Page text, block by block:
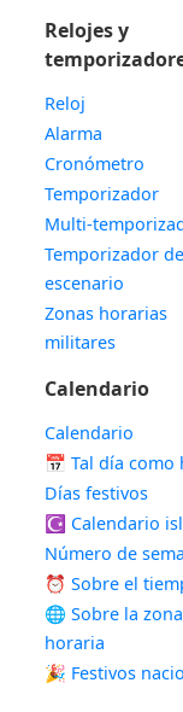
Relojes y
Reloj
Alarma
Cronómetro
Temporizador
Multi-
Temporizador de
escenario
Zonas horarias
militares
Calendario
Calendario
📅 Tal día como
Días festivos
☪️ Calendario
Número de
⏰ Sobre el
🌐 Sobre la zona
horaria
🎉 Festivos